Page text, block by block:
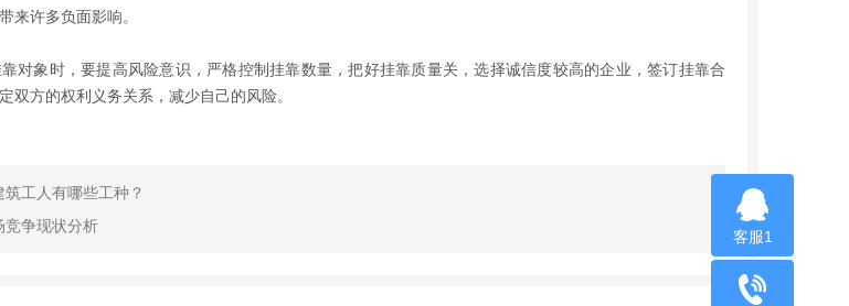
来许多负面影响。
对象时，要提高风险意识，严格控制挂靠数量，把好挂靠质量关，选择诚信度较高的企业，签订挂靠合
双方的权利义务关系，减少自己的风险。
工人有哪些工种？
竞争现状分析
客服1